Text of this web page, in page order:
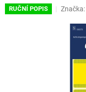
RUČNÍ POPIS Značka: